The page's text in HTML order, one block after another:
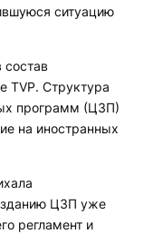
ситуацию
состав
TVP. Структура
программ (ЦЗП)
на иностранных
ЦЗП уже
регламент и